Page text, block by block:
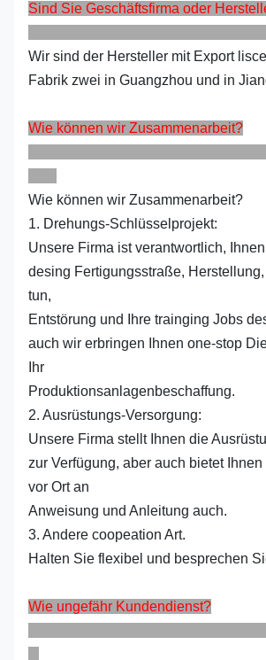
Sind Sie Geschäftsfirma oder
Wir sind der Hersteller mit Export
Fabrik zwei in Guangzhou und in
Wie können wir Zusammenarbeit?
Wie können wir Zusammenarbeit?
1. Drehungs-Schlüsselprojekt:
Unsere Firma ist verantwortlich,
desing Fertigungsstraße,
tun,
Entstörung und Ihre trainging Jobs
auch wir erbringen Ihnen one-stop
Ihr
Produktionsanlagenbeschaffung.
2. Ausrüstungs-Versorgung:
Unsere Firma stellt Ihnen die
zur Verfügung, aber auch bietet
vor Ort an
Anweisung und Anleitung auch.
3. Andere coopeation Art.
Halten Sie flexibel und besprechen
Wie ungefähr Kundendienst?